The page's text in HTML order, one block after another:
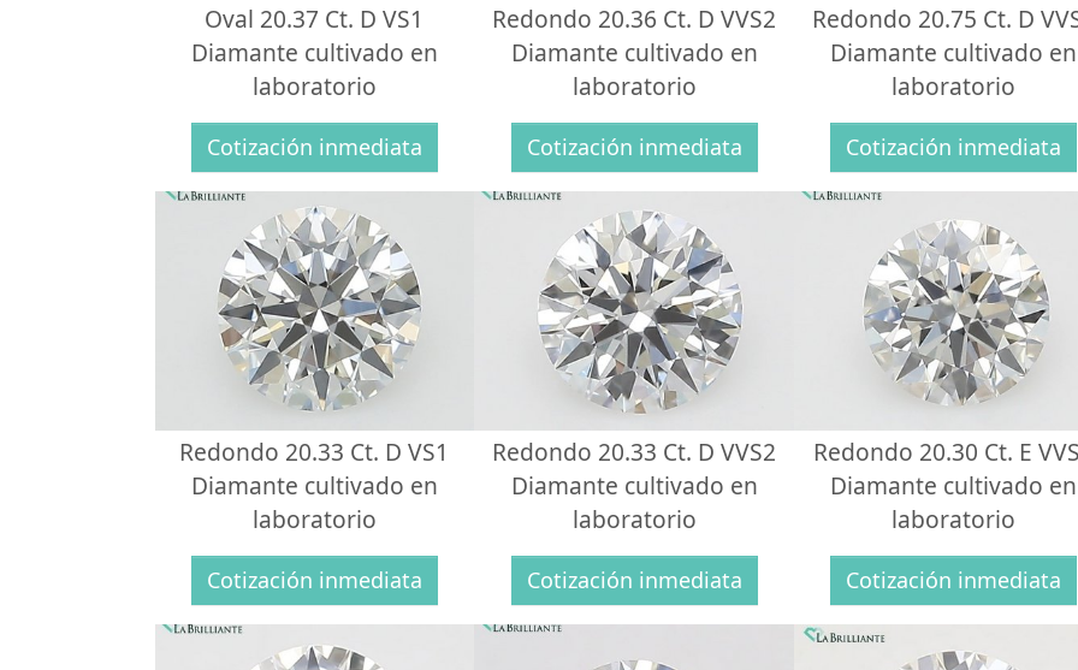
Oval 20.37 Ct. D VS1
Diamante cultivado en
laboratorio
Cotización inmediata
Redondo 20.36 Ct. D VVS2
Diamante cultivado en
laboratorio
Cotización inmediata
Redondo 20.75 Ct. D
Diamante cultivado en
laboratorio
Cotización inmediata
Redondo 20.33 Ct. D VS1
Diamante cultivado en
laboratorio
Cotización inmediata
Redondo 20.33 Ct. D VVS2
Diamante cultivado en
laboratorio
Cotización inmediata
Redondo 20.30 Ct. E
Diamante cultivado en
laboratorio
Cotización inmediata